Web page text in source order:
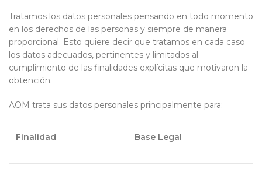
Tratamos los datos personales pensando en todo momento
en los derechos de las personas y siempre de manera
proporcional. Esto quiere decir que tratamos en cada caso
los datos adecuados, pertinentes y limitados al
cumplimiento de las finalidades explícitas que motivaron la
obtención.
AOM trata sus datos personales principalmente para:
Finalidad Base Legal